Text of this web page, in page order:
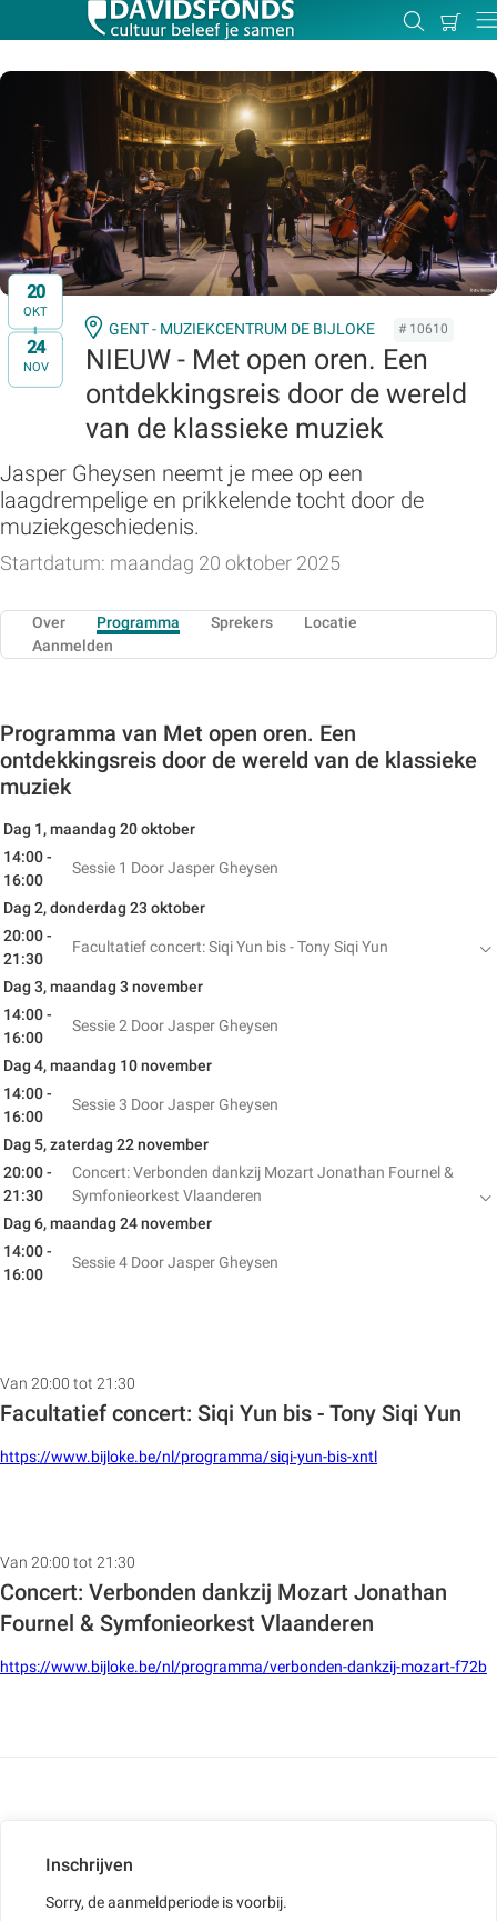
Zoeken
Mijn
20
OKT
t/m
24
NOV
GENT - MUZIEKCENTRUM DE BIJLOKE # 10610
NIEUW - Met open oren. Een
ontdekkingsreis door de wereld
van de klassieke muziek
Jasper Gheysen neemt je mee op een
laagdrempelige en prikkelende tocht door de
muziekgeschiedenis.
Startdatum: maandag 20 oktober 2025
Over Programma Sprekers
Locatie
Aanmelden
Programma van Met open oren. Een
ontdekkingsreis door de wereld van de klassieke
muziek
Dag 1, maandag 20 oktober
14:00 -
16:00
Sessie 1 Door Jasper Gheysen
Dag 2, donderdag 23 oktober
20:00 -
21:30
Facultatief concert: Siqi Yun bis - Tony Siqi Yun
Dag 3, maandag 3 november
14:00 -
16:00
Sessie 2 Door Jasper Gheysen
Dag 4, maandag 10 november
14:00 -
16:00
Sessie 3 Door Jasper Gheysen
Dag 5, zaterdag 22 november
20:00 -
21:30
Concert: Verbonden dankzij Mozart Jonathan Fournel &
Symfonieorkest Vlaanderen
Dag 6, maandag 24 november
14:00 -
16:00
Sessie 4 Door Jasper Gheysen
Van 20:00 tot 21:30
Facultatief concert: Siqi Yun bis - Tony Siqi Yun
https://www.bijloke.be/nl/programma/siqi-yun-bis-xntl
Van 20:00 tot 21:30
Concert: Verbonden dankzij Mozart Jonathan
Fournel & Symfonieorkest Vlaanderen
https://www.bijloke.be/nl/programma/verbonden-dankzij-mozart-f72b
Inschrijven
Sorry, de aanmeldperiode is voorbij.
Zoek:
Zoeken